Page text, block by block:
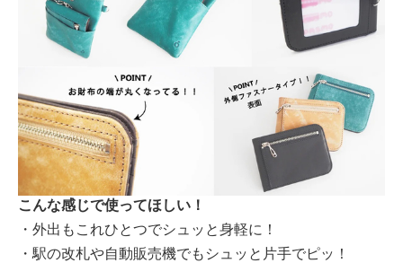
こんな感じで使ってほしい！
・外出もこれひとつでシュッと身軽に！
・駅の改札や自動販売機でもシュッと片手でピッ！